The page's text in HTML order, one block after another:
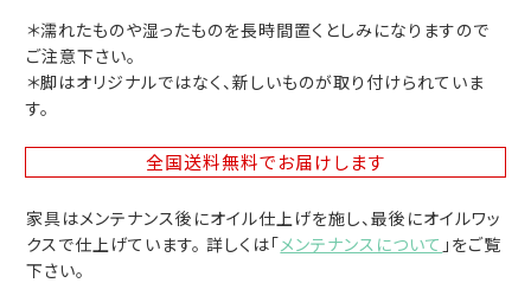
＊濡れたものや湿ったものを長時間置くとしみになりますので
ご注意下さい。
＊脚はオリジナルではなく、新しいものが取り付けられていま
す。
全国送料無料でお届けします
家具はメンテナンス後にオイル仕上げを施し、最後にオイルワッ
クスで仕上げています。 詳しくは「メンテナンスについて 」をご覧
下さい。